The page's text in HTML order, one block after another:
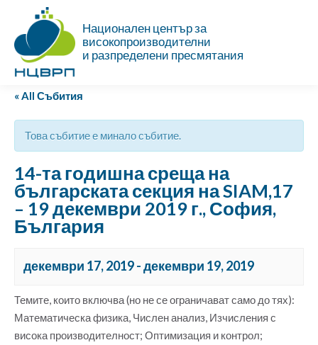
Национален център за
високопроизводителни
и разпределени пресмятания
« All Събития
Това събитие е минало събитие.
14-та годишна среща на
българската секция на SIAM,17
– 19 декември 2019 г., София,
България
декември 17, 2019-декември 19, 2019
Темите, които включва (но не се ограничават само до тях):
Математическа физика, Числен анализ, Изчисления с
висока производителност; Оптимизация и контрол;